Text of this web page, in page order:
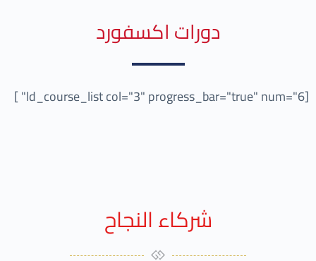
دورات اكسفورد
[ld_course_list col="3" progress_bar="true" num="6" ]
شركاء النجاح